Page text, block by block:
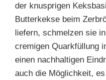
der knusprigen
Butterkekse beim
liefern, schmelzen sie
cremigen Quarkfüllung
einen nachhaltigen
auch die Möglichkeit,